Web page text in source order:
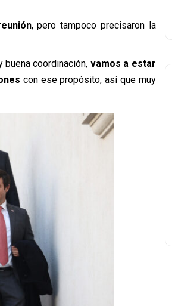
, pero tampoco precisaron la
buena coordinación, vamos a estar
con ese propósito, así que muy